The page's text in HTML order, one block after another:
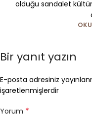
olduğu sandalet
Bir yanıt yazın
E-posta adresiniz
işaretlenmişlerdir
Yorum *